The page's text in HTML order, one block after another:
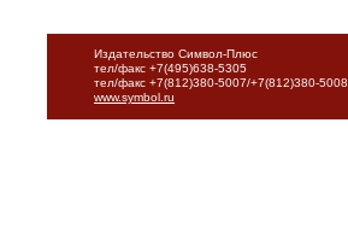
Издательство Символ-Плюс
тел/факс +7(495)638-5305
тел/факс +7(812)380-5007/+7(812)380-5008
www.symbol.ru